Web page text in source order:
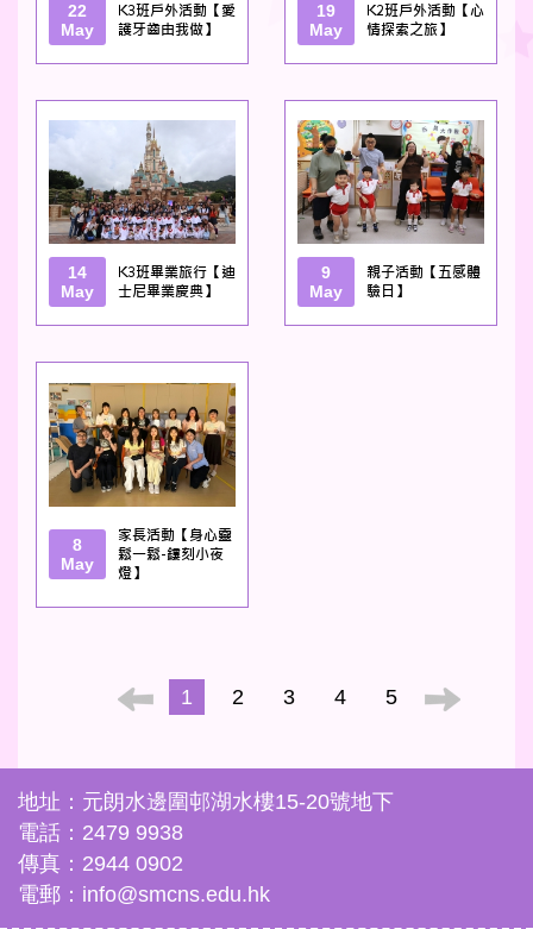
22
May
K3班戶外活動【愛
護牙齒由我做】
19
May
K2班戶外活動【心
情探索之旅】
14
May
K3班畢業旅行【迪
士尼畢業慶典】
9
May
親子活動【五感體
驗日】
8
May
家長活動【身心靈
鬆一鬆-鏤刻小夜
燈】
1 2 3 4 5
地址：元朗水邊圍邨湖水樓15-20號地下
電話：2479 9938
傳真：2944 0902
電郵：info@smcns.edu.hk